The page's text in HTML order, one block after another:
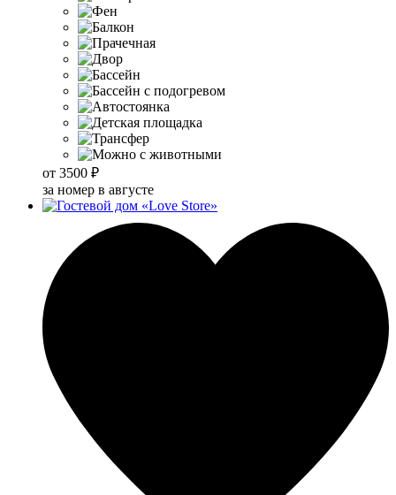
от 3500 ₽
за номер в августе